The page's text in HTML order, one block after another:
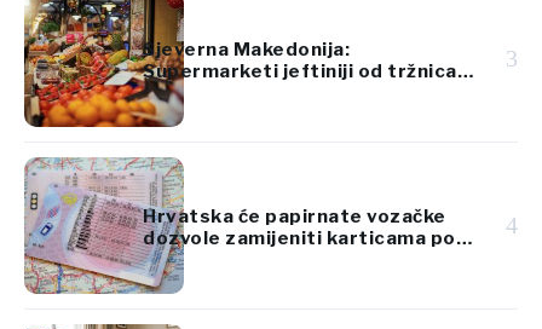
Sjeverna Makedonija:
Supermarketi jeftiniji od tržnica
za voće i povrće
3
Hrvatska će papirnate vozačke
dozvole zamijeniti karticama po
standardima EU
4